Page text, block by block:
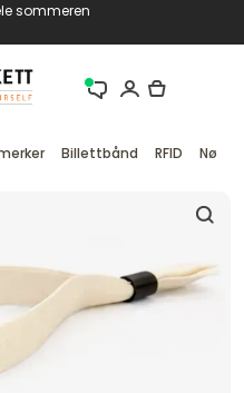
sommeren
Billettbånd RFID